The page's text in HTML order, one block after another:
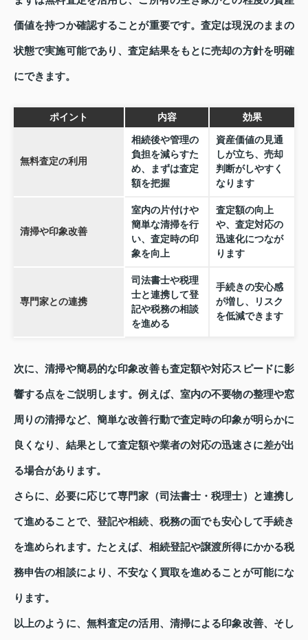
価値を持つか確認することが重要です。査定は現況のままの
状態で実施可能であり、査定結果をもとに売却の方針を明確
にできます。
ポイント 内容 効果
無料査定の利用
相続後や管理の
負担を減らすた
め、まずは査定
額を把握
資産価値の見通
しが立ち、売却
判断がしやすく
なります
清掃や印象改善
室内の片付けや
簡単な清掃を行
い、査定時の印
象を向上
査定額の向上
や、査定対応の
迅速化につなが
ります
専門家との連携
司法書士や税理
士と連携して登
記や税務の相談
を進める
手続きの安心感
が増し、リスク
を低減できます
次に、清掃や簡易的な印象改善も査定額や対応スピードに影
響する点をご説明します。例えば、室内の不要物の整理や窓
周りの清掃など、簡単な改善行動で査定時の印象が明らかに
良くなり、結果として査定額や業者の対応の迅速さに差が出
る場合があります。
さらに、必要に応じて専門家（司法書士・税理士）と連携し
て進めることで、登記や相続、税務の面でも安心して手続き
を進められます。たとえば、相続登記や譲渡所得にかかる税
務申告の相談により、不安なく買取を進めることが可能にな
ります。
以上のように、無料査定の活用、清掃による印象改善、そし